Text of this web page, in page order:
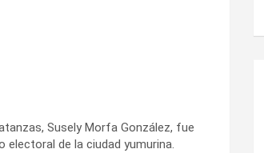
Susely Morfa González, fue
electoral de la ciudad yumurina.